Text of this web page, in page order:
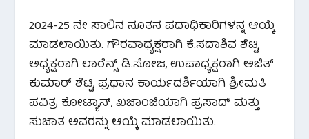
2024-25 ನೇ ಸಾಲಿನ ನೂತನ ಪದಾಧಿಕಾರಿಗಳನ್ನ ಆಯ್ಕೆ
ಮಾಡಲಾಯಿತು. ಗೌರವಾಧ್ಯಕ್ಷರಾಗಿ ಕೆ.ಸದಾಶಿವ ಶೆಟ್ಟಿ,
ಅಧ್ಯಕ್ಷರಾಗಿ ಲಾರೆನ್ಸ್ ಡಿ.ಸೋಜ, ಉಪಾಧ್ಯಕ್ಷರಾಗಿ ಅಜಿತ್
ಕುಮಾರ್ ಶೆಟ್ಟಿ, ಪ್ರಧಾನ ಕಾರ್ಯದರ್ಶಿಯಾಗಿ ಶ್ರೀಮತಿ
ಪವಿತ್ರ ಕೋಟ್ಯಾನ್, ಖಜಾಂಜಿಯಾಗಿ ಪ್ರಸಾದ್ ಮತ್ತು
ಸುಜಾತ ಅವರನ್ನು ಆಯ್ಕೆ ಮಾಡಲಾಯಿತು.